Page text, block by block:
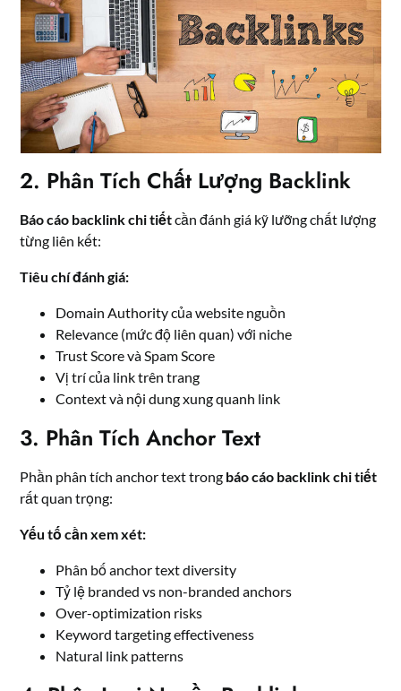
2. Phân Tích Chất Lượng Backlink
Báo cáo backlink chi tiếtcần đánh giá kỹ lưỡng chất lượng
từng liên kết:
Tiêu chí đánh giá:
Domain Authority của website nguồn
Relevance (mức độ liên quan) với niche
Trust Score và Spam Score
Vị trí của link trên trang
Context và nội dung xung quanh link
3. Phân Tích Anchor Text
Phần phân tích anchor text trong báo cáo backlink chi tiết
rất quan trọng:
Yếu tố cần xem xét:
Phân bố anchor text diversity
Tỷ lệ branded vs non-branded anchors
Over-optimization risks
Keyword targeting effectiveness
Natural link patterns